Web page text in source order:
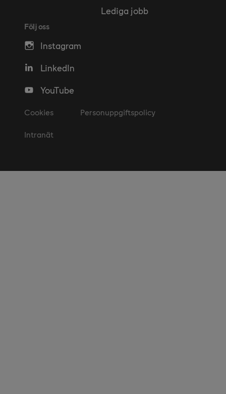
Lediga jobb
Följ oss
Instagram
LinkedIn
YouTube
Cookies Personuppgiftspolicy
Intranät